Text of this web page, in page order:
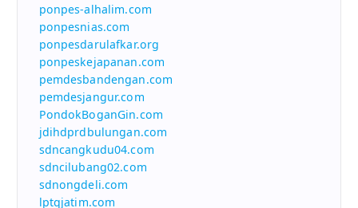
ponpes-alhalim.com
ponpesnias.com
ponpesdarulafkar.org
ponpeskejapanan.com
pemdesbandengan.com
pemdesjangur.com
PondokBoganGin.com
jdihdprdbulungan.com
sdncangkudu04.com
sdncilubang02.com
sdnongdeli.com
lptqjatim.com